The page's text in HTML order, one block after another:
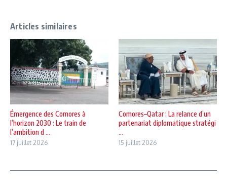
Articles similaires
Émergence des Comores à
l’horizon 2030 : Le train de
l’ambition d ...
17 juillet 2026
Comores–Qatar : La relance d’un
partenariat diplomatique stratégi
...
15 juillet 2026